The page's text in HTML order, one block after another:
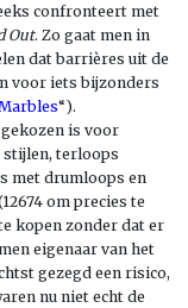
confronteert met
Out. Zo gaat men in
dat barrières uit de
voor iets bijzonders
“).
is voor
stijlen, terloops
met drumloops en
om precies te
kopen zonder dat er
eigenaar van het
gezegd een risico,
nu niet echt de